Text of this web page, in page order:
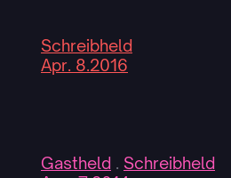
Schreibheld
Apr. 8.2016
Gastheld . Schreibheld